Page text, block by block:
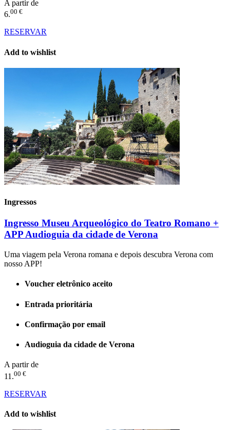
A partir de
6.00 €
RESERVAR
Add to wishlist
Ingressos
Ingresso Museu Arqueológico do Teatro Romano +
APP Audioguia da cidade de Verona
Uma viagem pela Verona romana e depois descubra Verona com
nosso APP!
Voucher eletrônico aceito
Entrada prioritária
Confirmação por email
Audioguia da cidade de Verona
A partir de
11.00 €
RESERVAR
Add to wishlist